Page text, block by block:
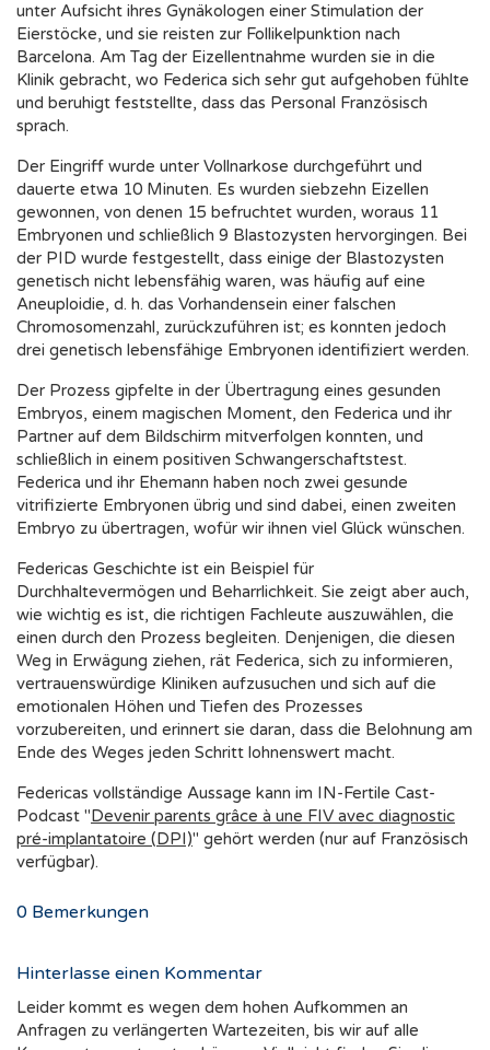
unter Aufsicht ihres Gynäkologen einer Stimulation der
Eierstöcke, und sie reisten zur Follikelpunktion nach
Barcelona. Am Tag der Eizellentnahme wurden sie in die
Klinik gebracht, wo Federica sich sehr gut aufgehoben fühlte
und beruhigt feststellte, dass das Personal Französisch
sprach.
Der Eingriff wurde unter Vollnarkose durchgeführt und
dauerte etwa 10 Minuten. Es wurden siebzehn Eizellen
gewonnen, von denen 15 befruchtet wurden, woraus 11
Embryonen und schließlich 9 Blastozysten hervorgingen. Bei
der PID wurde festgestellt, dass einige der Blastozysten
genetisch nicht lebensfähig waren, was häufig auf eine
Aneuploidie, d. h. das Vorhandensein einer falschen
Chromosomenzahl, zurückzuführen ist; es konnten jedoch
drei genetisch lebensfähige Embryonen identifiziert werden.
Der Prozess gipfelte in der Übertragung eines gesunden
Embryos, einem magischen Moment, den Federica und ihr
Partner auf dem Bildschirm mitverfolgen konnten, und
schließlich in einem positiven Schwangerschaftstest.
Federica und ihr Ehemann haben noch zwei gesunde
vitrifizierte Embryonen übrig und sind dabei, einen zweiten
Embryo zu übertragen, wofür wir ihnen viel Glück wünschen.
Federicas Geschichte ist ein Beispiel für
Durchhaltevermögen und Beharrlichkeit. Sie zeigt aber auch,
wie wichtig es ist, die richtigen Fachleute auszuwählen, die
einen durch den Prozess begleiten. Denjenigen, die diesen
Weg in Erwägung ziehen, rät Federica, sich zu informieren,
vertrauenswürdige Kliniken aufzusuchen und sich auf die
emotionalen Höhen und Tiefen des Prozesses
vorzubereiten, und erinnert sie daran, dass die Belohnung am
Ende des Weges jeden Schritt lohnenswert macht.
Federicas vollständige Aussage kann im IN-Fertile Cast-
Podcast " Devenir parents grâce à une FIV avec diagnostic
pré-implantatoire (DPI)" gehört werden (nur auf Französisch
verfügbar).
0 Bemerkungen
Hinterlasse einen Kommentar
Leider kommt es wegen dem hohen Aufkommen an
Anfragen zu verlängerten Wartezeiten, bis wir auf alle